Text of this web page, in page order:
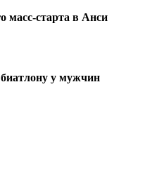
масс-старта в Анси
у мужчин